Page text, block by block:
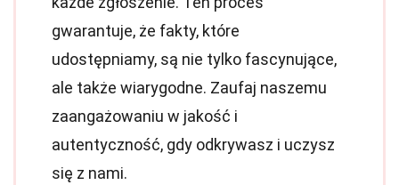
gwarantuje, że fakty, które
udostępniamy, są nie tylko fascynujące,
ale także wiarygodne. Zaufaj naszemu
zaangażowaniu w jakość i
autentyczność, gdy odkrywasz i uczysz
się z nami.